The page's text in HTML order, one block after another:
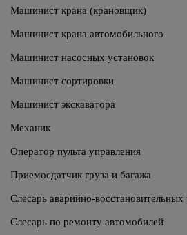
Машинист крана (крановщик)
Машинист крана автомобильного
Машинист насосных установок
Машинист сортировки
Машинист экскаватора
Механик
Оператор пульта управления
Приемосдатчик груза и багажа
Слесарь аварийно-восстановительных
Слесарь по ремонту автомобилей